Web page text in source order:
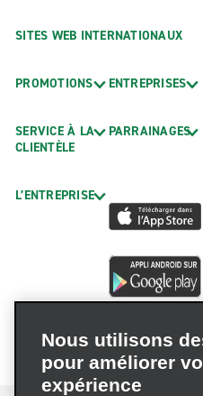
SITES WEB INTERNATIONAUX
PROMOTIONS
SERVICE À LA
CLIENTÈLE
L’ENTREPRISE
ENTREPRISES
PARRAINAGES
Nous utilisons
pour améliorer
expérience